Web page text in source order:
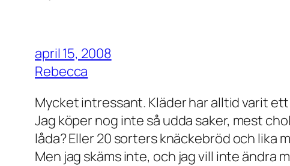
april 15, 2008
Rebecca
Mycket intressant. Kläder har alltid varit
Jag köper nog inte så udda saker, mest
låda? Eller 20 sorters knäckebröd och lika
Men jag skäms inte, och jag vill inte ändra